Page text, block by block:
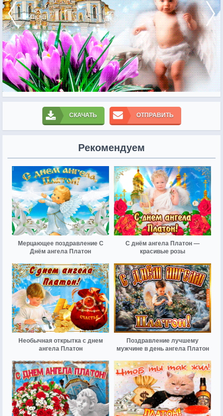
СКАЧАТЬ ОТПРАВИТЬ
Рекомендуем
Мерцающее поздравление С
Днём ангела Платон
С днём ангела Платон —
красивые розы
Необычная открытка с днем
ангела Платон
Поздравление лучшему
мужчине в день ангела Платон